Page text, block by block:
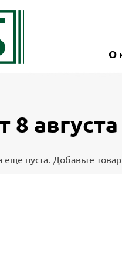
д.1 офис 1
О
8
еще пуста. Добавьте